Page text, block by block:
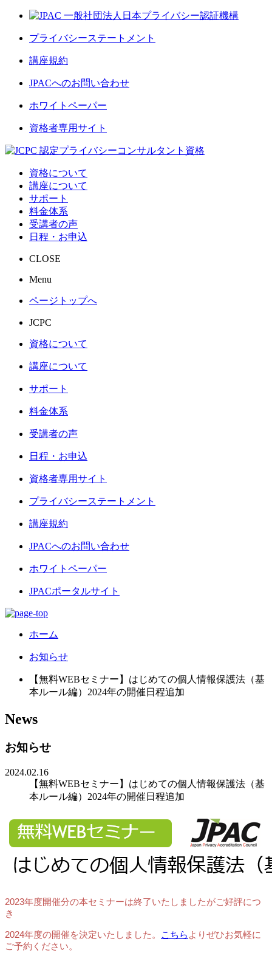
プライバシーステートメント
講座規約
JPACへのお問い合わせ
ホワイトペーパー
資格者専用サイト
資格について
講座について
サポート
料金体系
受講者の声
日程・お申込
CLOSE
Menu
ページトップへ
JCPC
資格について
講座について
サポート
料金体系
受講者の声
日程・お申込
資格者専用サイト
プライバシーステートメント
講座規約
JPACへのお問い合わせ
ホワイトペーパー
JPACポータルサイト
ホーム
お知らせ
【無料WEBセミナー】はじめての個人情報保護法（基
本ルール編）2024年の開催日程追加
News
お知らせ
2024.02.16
【無料WEBセミナー】はじめての個人情報保護法（基
本ルール編）2024年の開催日程追加
2023年度開催分の本セミナーは終了いたしましたがご好評につ
き
2024年度の開催を決定いたしました。 こちら よりぜひお気軽に
ご予約ください。